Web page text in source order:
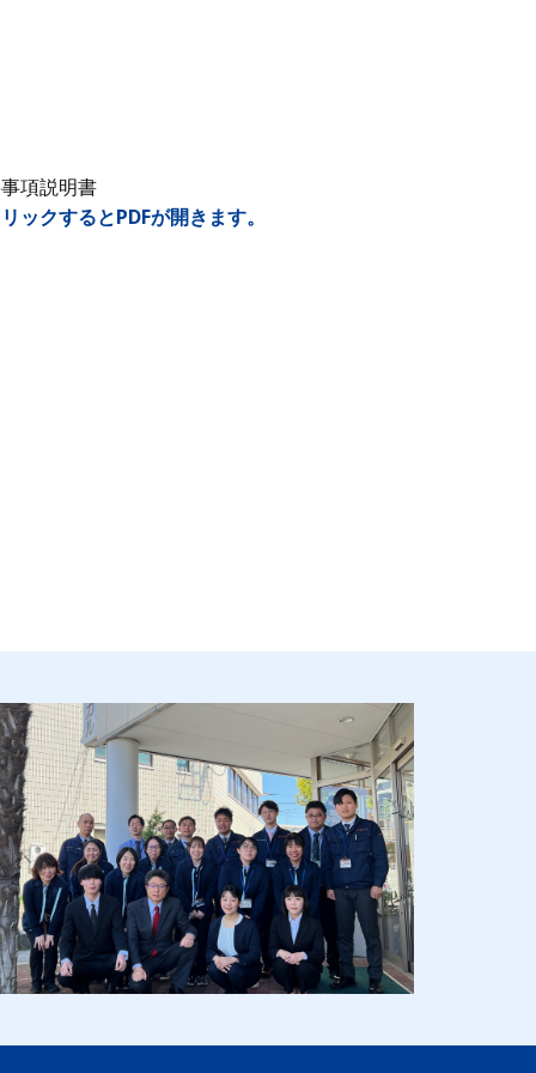
項説明書
ックするとPDFが開きます。